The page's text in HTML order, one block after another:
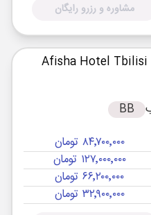
مشاوره و رزرو رایگان
BB
۸۴٬۷۰۰٬۰۰۰ تومان
۱۲۷٬۰۰۰٬۰۰۰ تومان
۶۶٬۲۰۰٬۰۰۰ تومان
۳۲٬۹۰۰٬۰۰۰ تومان